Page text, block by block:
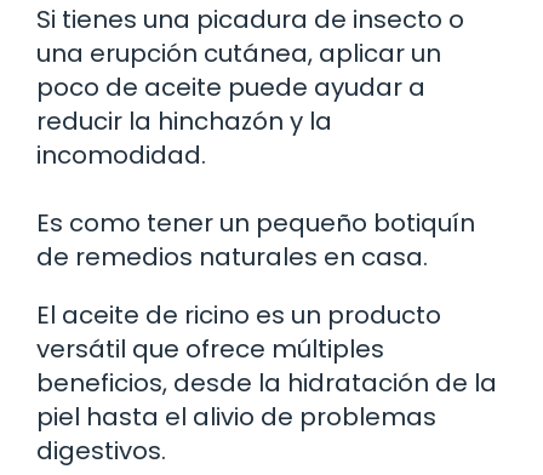
Si tienes una picadura de insecto o
una erupción cutánea, aplicar un
poco de aceite puede ayudar a
reducir la hinchazón y la
incomodidad.
Es como tener un pequeño botiquín
de remedios naturales en casa.
El aceite de ricino es un producto
versátil que ofrece múltiples
beneficios, desde la hidratación de la
piel hasta el alivio de problemas
digestivos.